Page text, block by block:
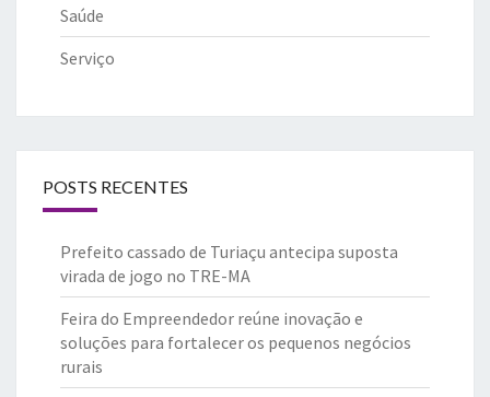
Saúde
Serviço
POSTS RECENTES
Prefeito cassado de Turiaçu antecipa suposta
virada de jogo no TRE-MA
Feira do Empreendedor reúne inovação e
soluções para fortalecer os pequenos negócios
rurais